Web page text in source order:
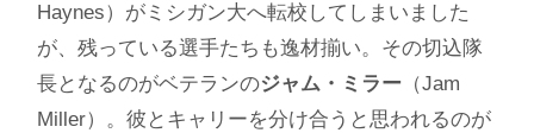
Haynes）がミシガン大へ転校してしまいました
が、残っている選手たちも逸材揃い。その切込隊
長となるのがベテランのジャム・ミラー （Jam
Miller）。彼とキャリーを分け合うと思われるのが